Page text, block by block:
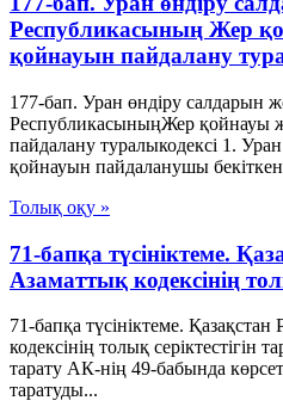
Республикасының Жер
қойнауын пайдалану
177-бап. Уран өндіру салдарын
РеспубликасыныңЖер қойнауы
пайдалану туралыкодексі 1.
қойнауын пайдаланушы
Толық оқу »
71-бапқа түсініктеме.
Азаматтық кодексінің
71-бапқа түсініктеме.
кодексінің толық серіктестігін
тарату АК-нің 49-бабында
таратуды...